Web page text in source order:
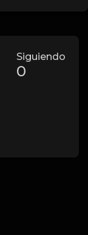
Siguiendo
0